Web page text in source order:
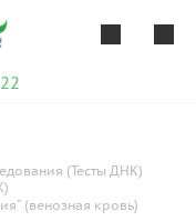
(Тесты ДНК)
(венозная кровь)